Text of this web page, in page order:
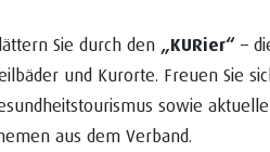
Sie durch den „KURier“ –
und Kurorte. Freuen Sie
sowie
aus dem Verband.